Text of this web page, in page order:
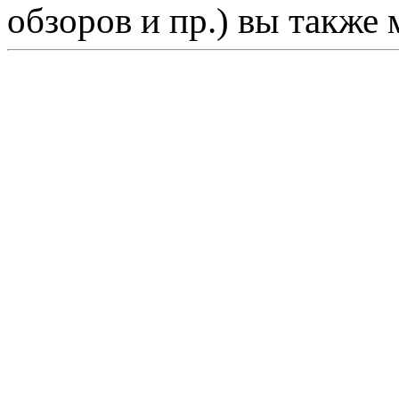
обзоров и пр.) вы также